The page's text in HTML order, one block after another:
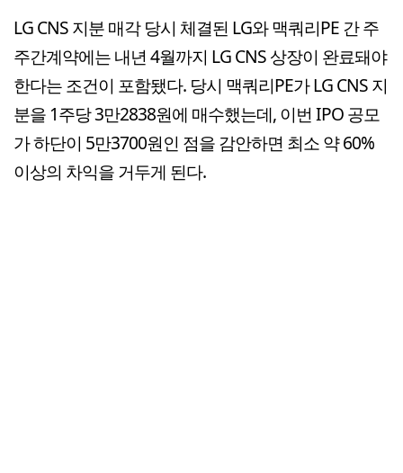
LG CNS 지분 매각 당시 체결된 LG와 맥쿼리PE 간 주
주간계약에는 내년 4월까지 LG CNS 상장이 완료돼야
한다는 조건이 포함됐다. 당시 맥쿼리PE가 LG CNS 지
분을 1주당 3만2838원에 매수했는데, 이번 IPO 공모
가 하단이 5만3700원인 점을 감안하면 최소 약 60%
이상의 차익을 거두게 된다.